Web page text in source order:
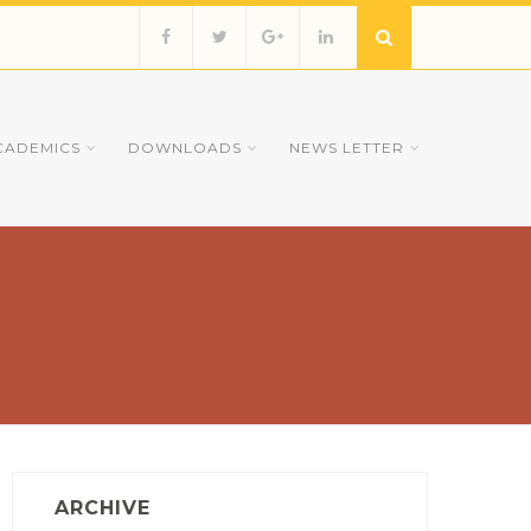
DOWNLOADS NEWS LETTER
ARCHIVE